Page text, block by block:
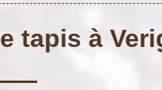
tapis à